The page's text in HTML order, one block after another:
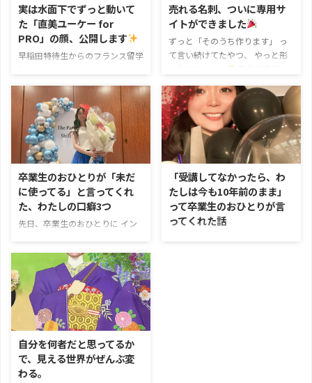
実は水面下でずっと動いて
た「直美ユーケー for
PRO」の顔、公開します
早稲田特待生からのフランス留学
留学
ロンドンでのWEBマーケ
ティング経験
そして楽天でプ
ロデューサーとして 数億円規模
が動く企画に関わった話…
こ
のあたり、知ってくれてる人も
多いかもしれません
実は、企
業向けのWEBプロデュース
も…！？ 実はこの経歴を活かし
て 企業さん向けのWEBのお仕事
も 静かにガンガン進めていまし
...
売れる名刺、ついに専用サ
イトができました
ずっと「そのうち作ります」 っ
て言い続けてたやつ、 やっと形
刺、 実はただの名刺じゃなくて
LPみたいに自分のキャッチコピ
ーやストーリー、 次に取ってほ
しい行動が伝わる 「売れる名
刺」なんです
肩書きと連絡先
だけのせて終わりじゃなくて そ
の人の実績・強み・想いまで ギ
ュッと詰め込んで 名刺そのもの
が営業してくれる。 そんなイメ
ージです
作るだけで自己分析
卒業生のおひとりが「未だ
に使ってる」と言ってくれ
た、わたしの口癖3つ
先日、卒業生のおひとりに イン
その方ね、別業種から独立して
起業2〜3年目の頃に うちのスク
ールに来てくれた方。 入会の決
め手は 「デザインを習いたかっ
たから」 だったんだけど 個別相
談で あ、ウェブサイト制作にな
りますよ〜 ってわたしが伝えた
ら 「じゃあ、それでスキルアッ
プしよう」 ってすぱっと決めて
くれたの。 決断力が、もう、最
「受講してなかったら、わ
たしは今も10年前のまま」
って卒業生のおひとりが言
ってくれた話
自分を何者だと思ってるか
で、見える世界がぜんぶ変
わる。